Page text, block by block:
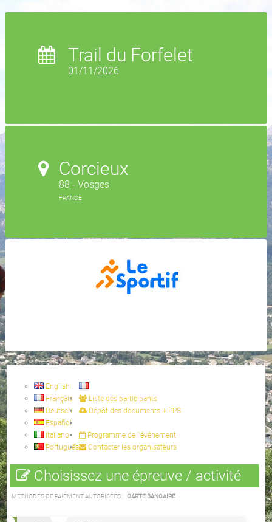
Trail du Forfelet
01/11/2026
Corcieux
88 - Vosges
FRANCE
English
Français
Deutsch
Español
Italiano
Português
Liste des participants
Dépôt des documents + PPS
Programme de l'évènement
Contacter les organisateurs
Choisissez une épreuve / activité
MÉTHODES DE PAIEMENT AUTORISÉES : CARTE BANCAIRE